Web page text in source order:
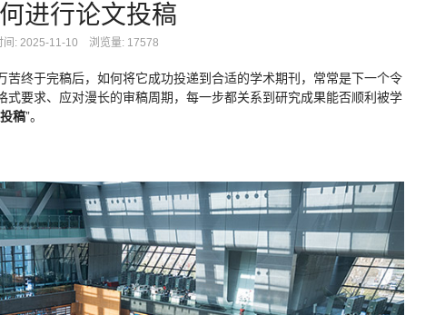
进行论文投稿
间: 2025-11-10 浏览量: 17578
苦终于完稿后，如何将它成功投递到合适的学术期刊，常常是下一个令
式要求、应对漫长的审稿周期，每一步都关系到研究成果能否顺利被学
稿”。